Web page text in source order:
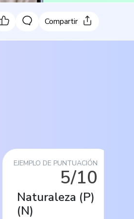
Compartir
EJEMPLO DE PUNTUACIÓN
5/10
Naturaleza (P)
(N)